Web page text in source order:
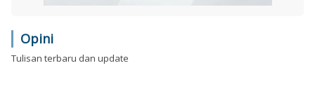
Opini
Tulisan terbaru dan update